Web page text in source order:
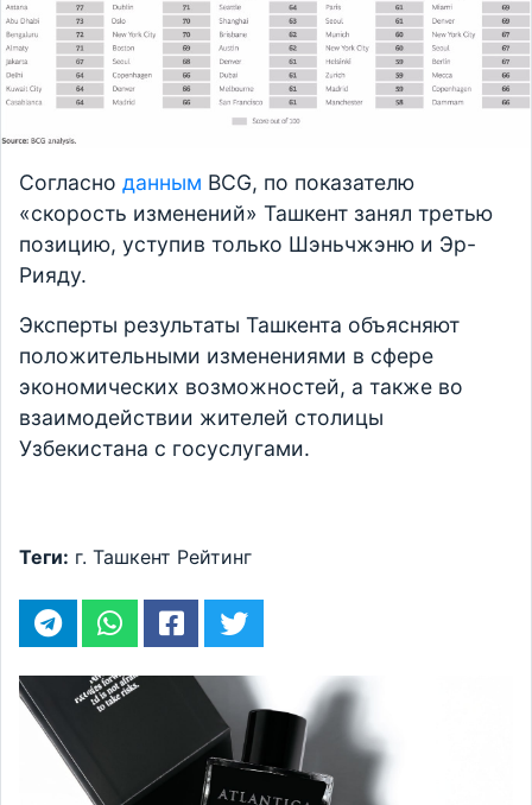
Согласно данным BCG, по показателю
«скорость изменений» Ташкент занял третью
позицию, уступив только Шэньчжэню и Эр-
Рияду.
Эксперты результаты Ташкента объясняют
положительными изменениями в сфере
экономических возможностей, а также во
взаимодействии жителей столицы
Узбекистана с госуслугами.
Теги: г. Ташкент Рейтинг